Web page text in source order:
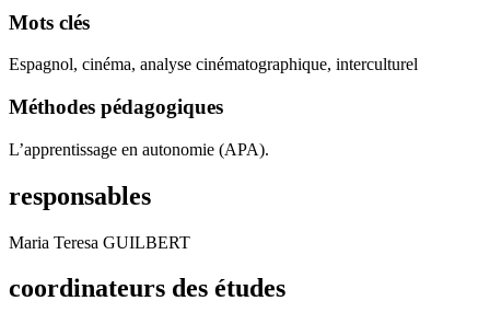
Mots clés
Espagnol, cinéma, analyse cinématographique, interculturel
Méthodes pédagogiques
L’apprentissage en autonomie (APA).
responsables
Maria Teresa GUILBERT
coordinateurs des études